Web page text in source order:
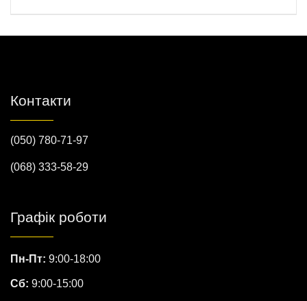
Контакти
(050) 780-71-97
(068) 333-58-29
Графік роботи
Пн-Пт: 9:00-18:00
Сб: 9:00-15:00